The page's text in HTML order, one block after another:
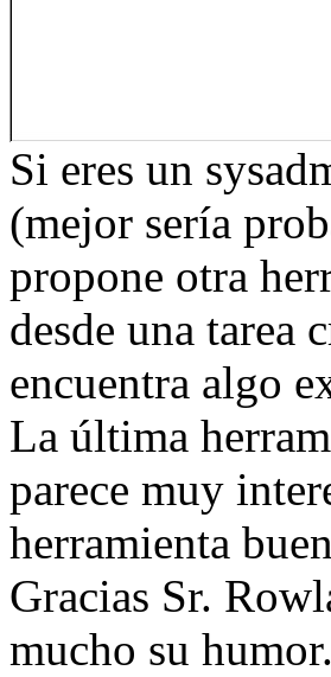
Si eres un
(mejor sería
propone otra
desde una tarea
encuentra algo
La última
parece muy
herramienta
Gracias Sr.
mucho su humor.